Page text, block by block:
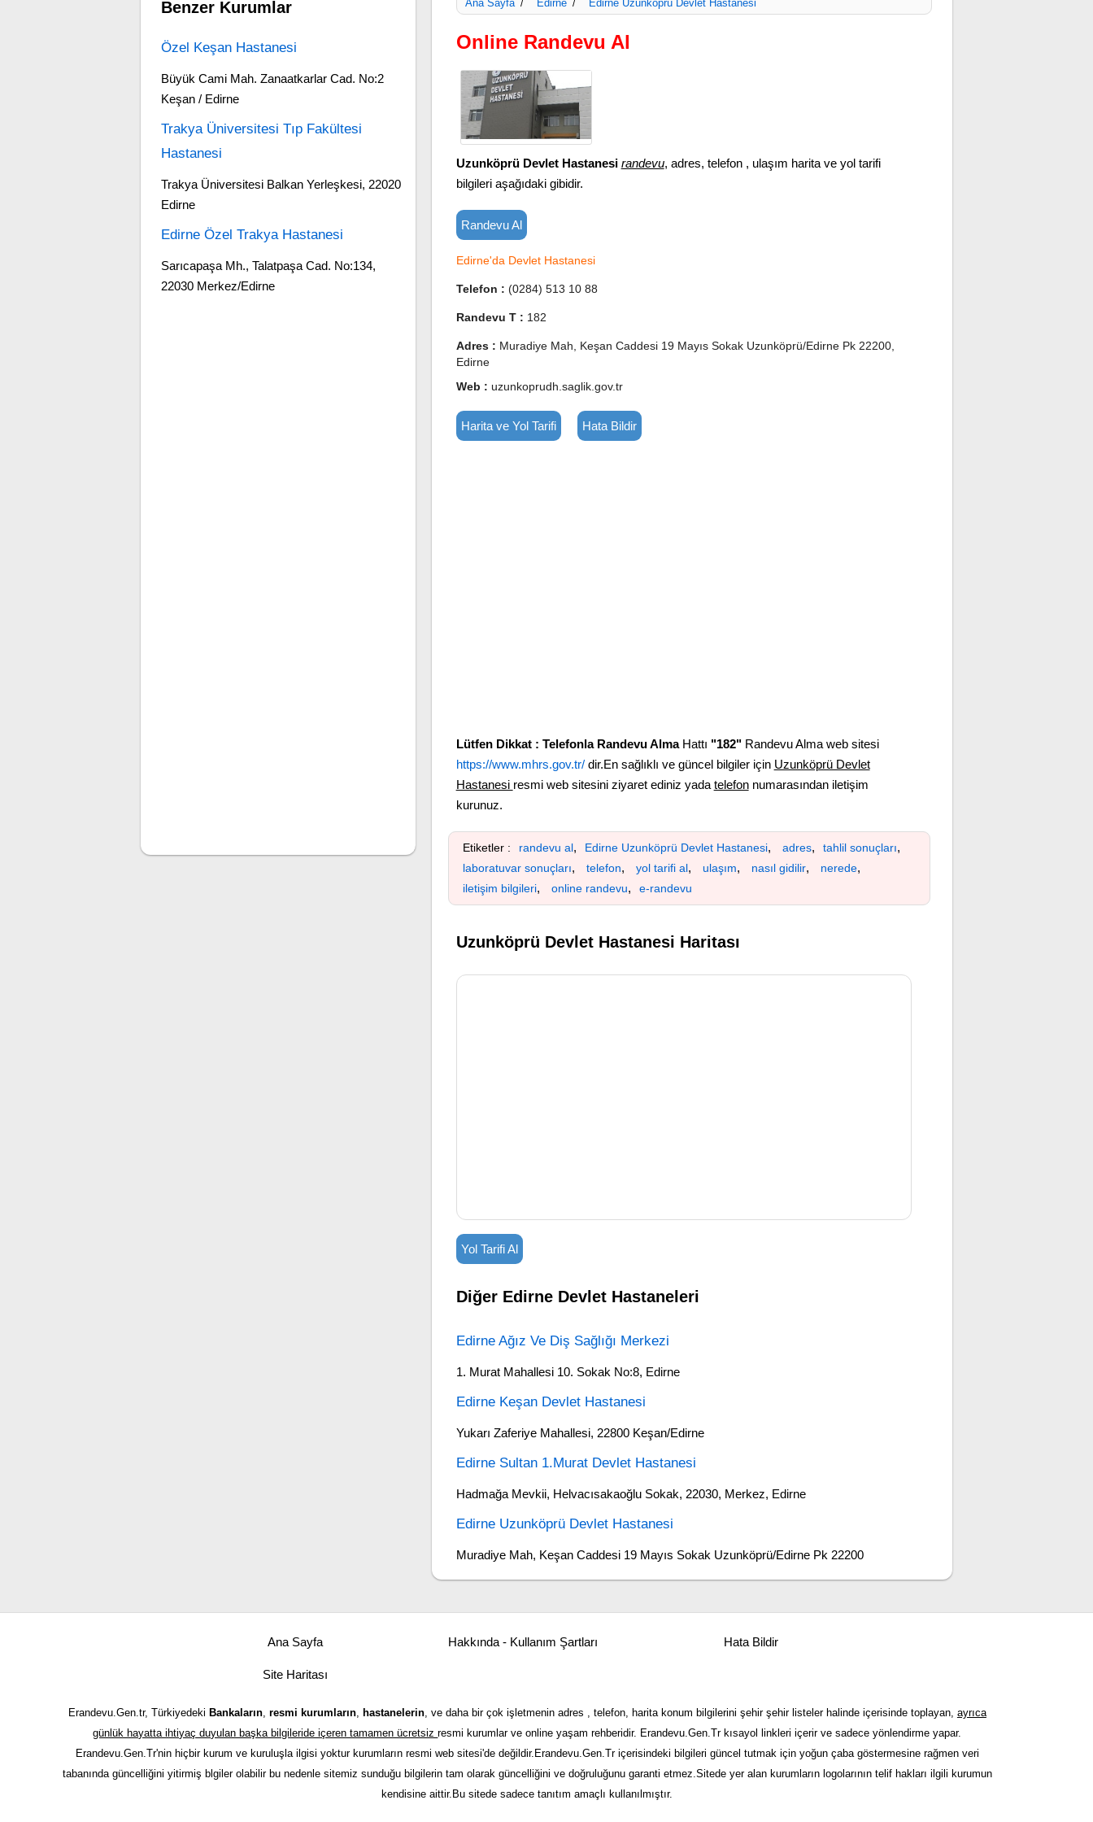
Ana Sayfa / Edirne / Edirne Uzunköprü Devlet Hastanesi
Online Randevu Al
Uzunköprü Devlet Hastanesi randevu, adres, telefon , ulaşım harita ve yol tarifi
bilgileri aşağıdaki gibidir.
Randevu Al
Edirne'da Devlet Hastanesi
Telefon : (0284) 513 10 88
Randevu T : 182
Adres : Muradiye Mah, Keşan Caddesi 19 Mayıs Sokak Uzunköprü/Edirne Pk 22200,
Edirne
Web : uzunkoprudh.saglik.gov.tr
Harita ve Yol Tarifi Hata Bildir
Lütfen Dikkat : Telefonla Randevu AlmaHattı "182"Randevu Alma web sitesi
https://www.mhrs.gov.tr/dir.En sağlıklı ve güncel bilgiler için Uzunköprü Devlet
Hastanesi resmi web sitesini ziyaret ediniz yada telefonnumarasından iletişim
kurunuz.
Etiketler : randevu al, Edirne Uzunköprü Devlet Hastanesi, adres, tahlil sonuçları,
laboratuvar sonuçları, telefon, yol tarifi al, ulaşım, nasıl gidilir, nerede,
iletişim bilgileri, online randevu, e-randevu
Uzunköprü Devlet Hastanesi Haritası
Yol Tarifi Al
Diğer Edirne Devlet Hastaneleri
Edirne Ağız Ve Diş Sağlığı Merkezi
1. Murat Mahallesi 10. Sokak No:8, Edirne
Edirne Keşan Devlet Hastanesi
Yukarı Zaferiye Mahallesi, 22800 Keşan/Edirne
Edirne Sultan 1.Murat Devlet Hastanesi
Hadmağa Mevkii, Helvacısakaoğlu Sokak, 22030, Merkez, Edirne
Edirne Uzunköprü Devlet Hastanesi
Muradiye Mah, Keşan Caddesi 19 Mayıs Sokak Uzunköprü/Edirne Pk 22200
Benzer Kurumlar
Özel Keşan Hastanesi
Büyük Cami Mah. Zanaatkarlar Cad. No:2
Keşan / Edirne
Trakya Üniversitesi Tıp Fakültesi
Hastanesi
Trakya Üniversitesi Balkan Yerleşkesi, 22020
Edirne
Edirne Özel Trakya Hastanesi
Sarıcapaşa Mh., Talatpaşa Cad. No:134,
22030 Merkez/Edirne
Ana Sayfa Hakkında - Kullanım Şartları Hata Bildir
Site Haritası
Erandevu.Gen.tr, Türkiyedeki Bankaların, resmi kurumların, hastanelerin, ve daha bir çok işletmenin adres , telefon, harita konum bilgilerini şehir şehir listeler halinde içerisinde toplayan, ayrıca
günlük hayatta ihtiyaç duyulan başka bilgileride içeren tamamen ücretsizresmi kurumlar ve online yaşam rehberidir. Erandevu.Gen.Tr kısayol linkleri içerir ve sadece yönlendirme yapar.
Erandevu.Gen.Tr'nin hiçbir kurum ve kuruluşla ilgisi yoktur kurumların resmi web sitesi'de değildir.Erandevu.Gen.Tr içerisindeki bilgileri güncel tutmak için yoğun çaba göstermesine rağmen veri
tabanında güncelliğini yitirmiş blgiler olabilir bu nedenle sitemiz sunduğu bilgilerin tam olarak güncelliğini ve doğruluğunu garanti etmez.Sitede yer alan kurumların logolarının telif hakları ilgili kurumun
kendisine aittir.Bu sitede sadece tanıtım amaçlı kullanılmıştır.